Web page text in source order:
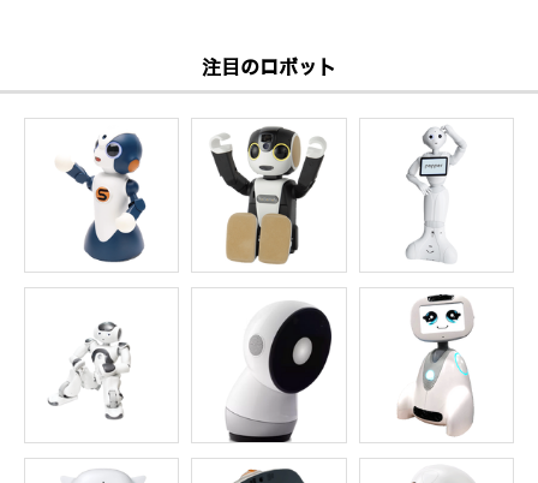
注目のロボット